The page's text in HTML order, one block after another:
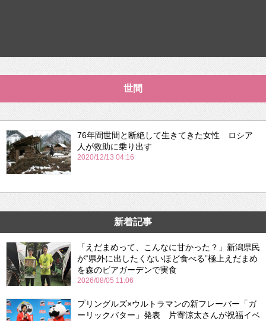
世間
76年間世間と断絶して生きてきた女性 ロシア
人が救助に乗り出す
2020/12/13 04:16
新着記事
「えだまめって、こんなに甘かった？」新潟県民
が“県外に出したくないほど食べる”極上えだまめ
を森のビアガーデンで実食
2026/08/05 11:06
プリングルズ×ウルトラマンの新フレーバー「ガ
ーリックバター」発表 片寄涼太さんが祝福イベ